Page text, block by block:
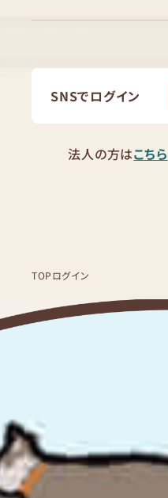
SNSでログイン
法人の方はこちら
TOPログイン